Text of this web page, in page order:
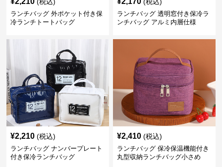
ランチバッグ 外ポケット付き保
冷ランチトートバッグ
ランチバッグ 透明窓付き保冷ラ
ンチバッグ アルミ内層仕様
¥2,210 (税込)
ランチバッグ ナンバープレート
付き保冷ランチバッグ
¥2,410 (税込)
ランチバッグ 保冷保温機能付き
丸型収納ランチバッグ小さめ